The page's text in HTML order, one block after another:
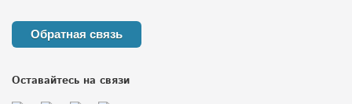
Обратная связь
Оставайтесь на связи